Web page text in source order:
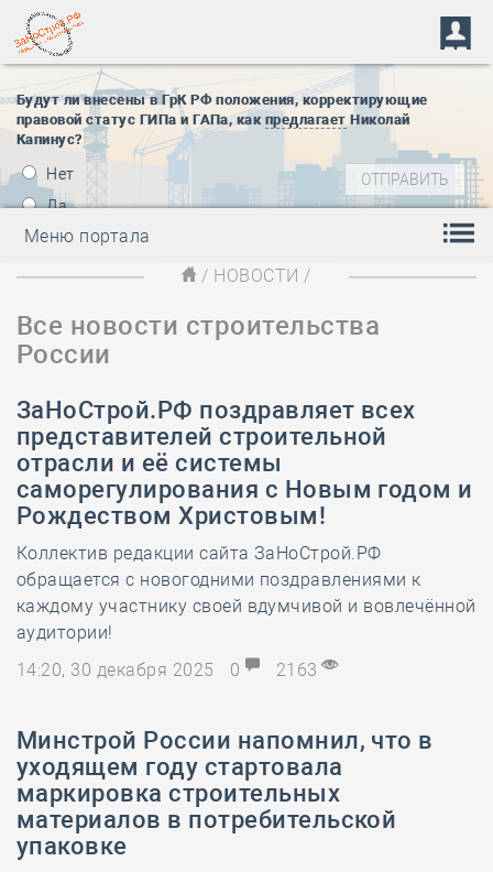
Будут ли внесены в ГрК РФ положения, корректирующие
правовой статус ГИПа и ГАПа, как предлагает Николай
Капинус?
Нет
Да
Меню портала
/ НОВОСТИ /
Все новости строительства
России
ЗаНоСтрой.РФ поздравляет всех
представителей строительной
отрасли и её системы
саморегулирования с Новым годом и
Рождеством Христовым!
Коллектив редакции сайта ЗаНоСтрой.РФ
обращается с новогодними поздравлениями к
каждому участнику своей вдумчивой и вовлечённой
аудитории!
14:20, 30 декабря 2025
0 2163
Минстрой России напомнил, что в
уходящем году стартовала
маркировка строительных
материалов в потребительской
упаковке